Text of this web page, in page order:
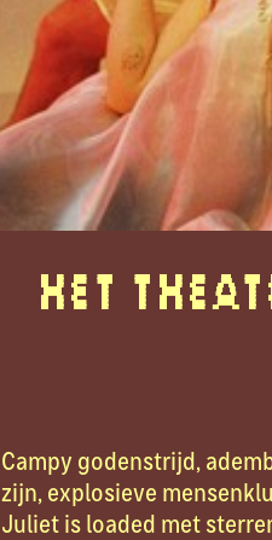
Het
Campy godenstrijd,
zijn, explosieve
Juliet is loaded met